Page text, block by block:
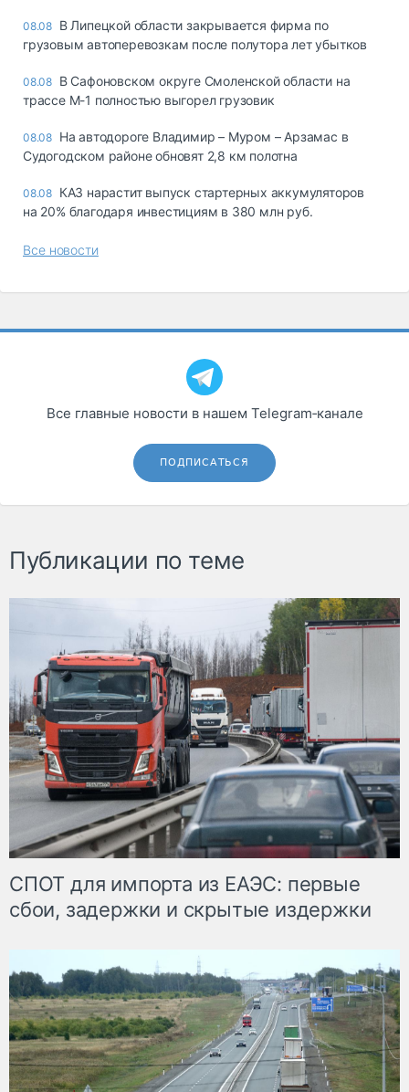
08.08 В Липецкой области закрывается фирма по
грузовым автоперевозкам после полутора лет убытков
08.08 В Сафоновском округе Смоленской области на
трассе М-1 полностью выгорел грузовик
08.08 На автодороге Владимир – Муром – Арзамас в
Судогодском районе обновят 2,8 км полотна
08.08 КАЗ нарастит выпуск стартерных аккумуляторов
на 20% благодаря инвестициям в 380 млн руб.
Все новости
Все главные новости в нашем Telegram‑канале
ПОДПИСАТЬСЯ
Публикации по теме
СПОТ для импорта из ЕАЭС: первые
сбои, задержки и скрытые издержки